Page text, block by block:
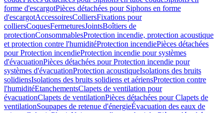
forme d'escargotPièces détachées pour Siphons en forme
d'escargotAccessoiresColliersFixations pour
colliersCoquesFermeturesJointsBoîtiers de
protectionConsommablesProtection incendie, protection acoustique
et protection contre l'humiditéProtection incendiePièces détachées
pour Protection incendieProtection incendie pour systèmes
d'évacuationPièces détachées pour Protection incendie pour
systèmes d'évacuationProtection acoustiqueIsolations des bruits
solidiensIsolations des bruits solidiens et aériensProtection contre
l'humiditéEtanchementsClapets de ventilation pour
évacuationClapets de ventilationPièces détachées pour Clapets de
ventilationSoupapes de retenue d'énergieÉvacuation des eaux de